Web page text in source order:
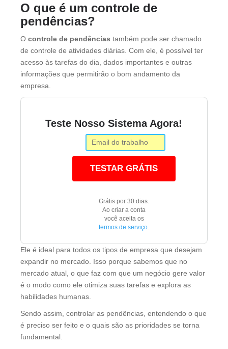
O que é um controle de
pendências?
O controle de pendências também pode ser chamado
de controle de atividades diárias. Com ele, é possível ter
acesso às tarefas do dia, dados importantes e outras
informações que permitirão o bom andamento da
empresa.
Teste Nosso Sistema Agora!
TESTAR GRÁTIS
Grátis por 30 dias.
Ao criar a conta
você aceita os
termos de serviço
Ele é ideal para todos os tipos de empresa que desejam
expandir no mercado. Isso porque sabemos que no
mercado atual, o que faz com que um negócio gere valor
é o modo como ele otimiza suas tarefas e explora as
habilidades humanas.
Sendo assim, controlar as pendências, entendendo o que
é preciso ser feito e o quais são as prioridades se torna
fundamental.